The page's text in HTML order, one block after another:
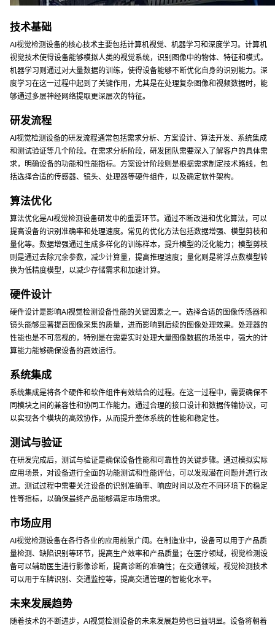
技术基础
AI视觉检测设备的核心技术主要包括计算机视觉、机器学习和深度学习。计算机
视觉技术使得设备能够模拟人类的视觉系统，识别图像中的物体、特征和模式。
机器学习则通过对大量数据的训练，使得设备能够不断优化自身的识别能力。深
度学习在这一过程中起到了关键作用，尤其是在处理复杂图像和视频数据时，能
够通过多层神经网络提取更深层次的特征。
研发流程
AI视觉检测设备的研发流程通常包括需求分析、方案设计、算法开发、系统集成
和测试验证等几个阶段。在需求分析阶段，研发团队需要深入了解客户的具体需
求，明确设备的功能和性能指标。方案设计阶段则是根据需求制定技术路线，包
括选择合适的传感器、镜头、处理器等硬件组件，以及确定软件架构。
算法优化
算法优化是AI视觉检测设备研发中的重要环节。通过不断改进和优化算法，可以
提高设备的识别准确率和处理速度。常见的优化方法包括数据增强、模型剪枝和
量化等。数据增强通过生成多样化的训练样本，提升模型的泛化能力；模型剪枝
则是通过去除冗余参数，减少计算量，提高推理速度；量化则是将浮点数模型转
换为低精度模型，以减少存储需求和加速计算。
硬件设计
硬件设计是影响AI视觉检测设备性能的关键因素之一。选择合适的图像传感器和
镜头能够显著提高图像采集的质量，进而影响到后续的图像处理效果。处理器的
性能也是不可忽视的，特别是在需要实时处理大量图像数据的场景中，强大的计
算能力能够确保设备的高效运行。
系统集成
系统集成是将各个硬件和软件组件有效结合的过程。在这一过程中，需要确保不
同模块之间的兼容性和协同工作能力。通过合理的接口设计和数据传输协议，可
以实现各个模块的高效协作，从而提升整体系统的性能和稳定性。
测试与验证
在研发完成后，测试与验证是确保设备性能和可靠性的关键步骤。通过模拟实际
应用场景，对设备进行全面的功能测试和性能评估，可以发现潜在问题并进行改
进。测试过程中需要关注设备的识别准确率、响应时间以及在不同环境下的稳定
性等指标，以确保最终产品能够满足市场需求。
市场应用
AI视觉检测设备在各行各业的应用前景广阔。在制造业中，设备可以用于产品质
量检测、缺陷识别等环节，提高生产效率和产品质量；在医疗领域，视觉检测设
备可以辅助医生进行影像诊断，提高诊断的准确性；在交通领域，视觉检测技术
可以用于车牌识别、交通监控等，提高交通管理的智能化水平。
未来发展趋势
随着技术的不断进步，AI视觉检测设备的未来发展趋势也日益明显。设备将朝着